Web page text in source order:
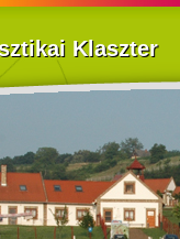
Klaszter